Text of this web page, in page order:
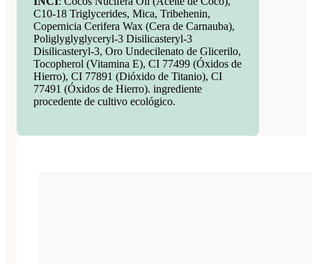
C10-18 Triglycerides, Mica, Tribehenin,
Copernicia Cerifera Wax (Cera de Carnauba),
Poliglyglyglyceryl-3 Disilicasteryl-3
Disilicasteryl-3, Oro Undecilenato de Glicerilo,
Tocopherol (Vitamina E), CI 77499 (Óxidos de
Hierro), CI 77891 (Dióxido de Titanio), CI
77491 (Óxidos de Hierro). ingrediente
procedente de cultivo ecológico.